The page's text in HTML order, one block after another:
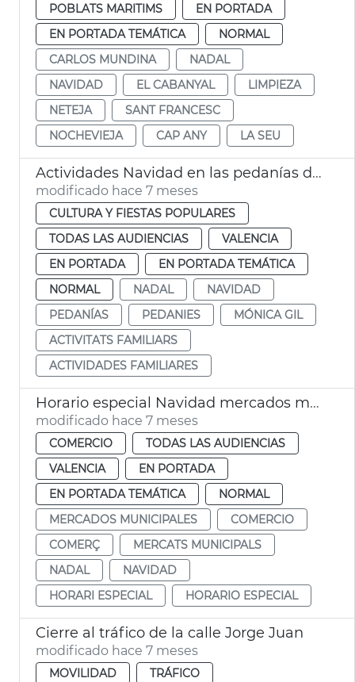
POBLATS MARITIMS
EN PORTADA
EN PORTADA TEMÁTICA
NORMAL
CARLOS MUNDINA
NADAL
NAVIDAD
EL CABANYAL
LIMPIEZA
NETEJA
SANT FRANCESC
NOCHEVIEJA
CAP ANY LA SEU
Actividades Navidad en las pedanías de València
modificado hace 7 meses
CULTURA Y FIESTAS POPULARES
TODAS LAS AUDIENCIAS
VALENCIA
EN PORTADA
EN PORTADA TEMÁTICA
NORMAL
NADAL
NAVIDAD
PEDANÍAS
PEDANIES
MÓNICA GIL
ACTIVITATS FAMILIARS
ACTIVIDADES FAMILIARES
Horario especial Navidad mercados municipales València
modificado hace 7 meses
COMERCIO
TODAS LAS AUDIENCIAS
VALENCIA
EN PORTADA
EN PORTADA TEMÁTICA
NORMAL
MERCADOS MUNICIPALES
COMERCIO
COMERÇ
MERCATS MUNICIPALS
NADAL
NAVIDAD
HORARI ESPECIAL
HORARIO ESPECIAL
Cierre al tráfico de la calle Jorge Juan
modificado hace 7 meses
MOVILIDAD
TRÁFICO